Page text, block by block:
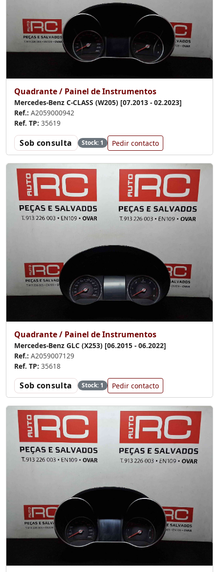
Quadrante / Painel de Instrumentos
Mercedes-Benz C-CLASS (W205) [07.2013 - 02.2023]
Ref.: A2059000942
Ref. TP: 35619
Sob consulta Stock: 1 Pedir contacto
Quadrante / Painel de Instrumentos
Mercedes-Benz GLC (X253) [06.2015 - 06.2022]
Ref.: A2059007129
Ref. TP: 35618
Sob consulta Stock: 1 Pedir contacto